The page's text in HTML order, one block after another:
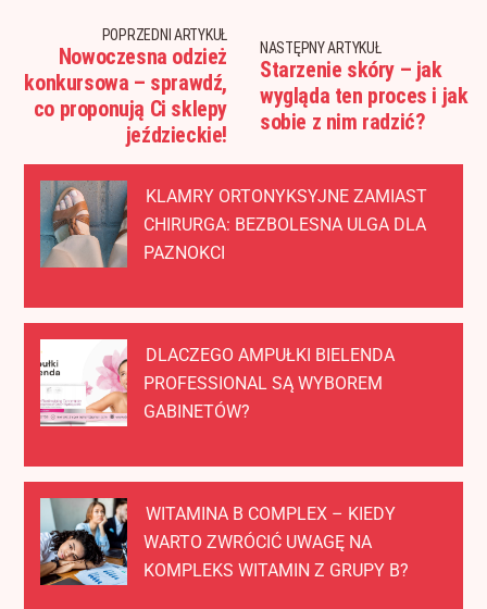
POPRZEDNI ARTYKUŁ
Nowoczesna odzież
konkursowa – sprawdź,
co proponują Ci sklepy
jeździeckie!
NASTĘPNY ARTYKUŁ
Starzenie skóry – jak
wygląda ten proces i jak
sobie z nim radzić?
KLAMRY ORTONYKSYJNE ZAMIAST
CHIRURGA: BEZBOLESNA ULGA DLA
PAZNOKCI
DLACZEGO AMPUŁKI BIELENDA
PROFESSIONAL SĄ WYBOREM
GABINETÓW?
WITAMINA B COMPLEX – KIEDY
WARTO ZWRÓCIĆ UWAGĘ NA
KOMPLEKS WITAMIN Z GRUPY B?